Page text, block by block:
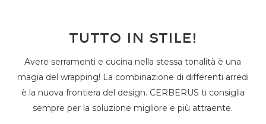
Tutto in stile!
Avere serramenti e cucina nella stessa tonalità è una
magia del wrapping! La combinazione di differenti arredi
è la nuova frontiera del design. CERBERUS ti consiglia
sempre per la soluzione migliore e più attraente.